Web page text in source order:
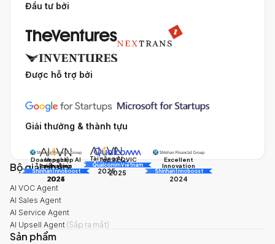
Đầu tư bởi
Được hỗ trợ bởi
Giải thưởng & thành tựu
Doanh nghiệp AI
triển vọng
AI Awards
2025
Tài năng AI
AI Awards
2025
Excellent
Innovation
Shinhan Innoboost
2024
Impact
Innovation
Shinhan Innoboost
2024
Top 10 QVIC
Qualcomm Vietnam
2025
Bộ giải pháp
AI VOC Agent
AI Sales Agent
AI Service Agent
AI Upsell Agent (Sắp ra mắt)
Sản phẩm